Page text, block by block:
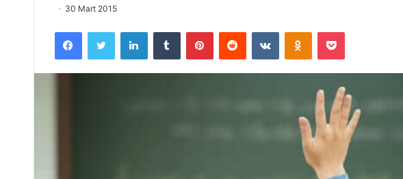
30 Mart 2015
Facebook Twitter LinkedIn Tumblr Pinterest Reddit VKontakte Odnoklassniki Pocket